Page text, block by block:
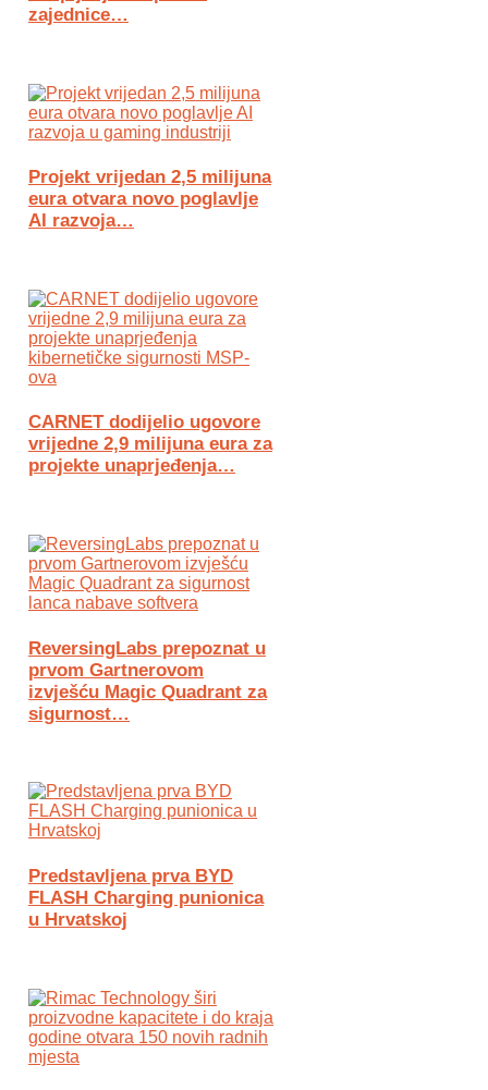
zajednice…
Projekt vrijedan 2,5 milijuna
eura otvara novo poglavlje
AI razvoja…
CARNET dodijelio ugovore
vrijedne 2,9 milijuna eura za
projekte unaprjeđenja…
ReversingLabs prepoznat u
prvom Gartnerovom
izvješću Magic Quadrant za
sigurnost…
Predstavljena prva BYD
FLASH Charging punionica
u Hrvatskoj